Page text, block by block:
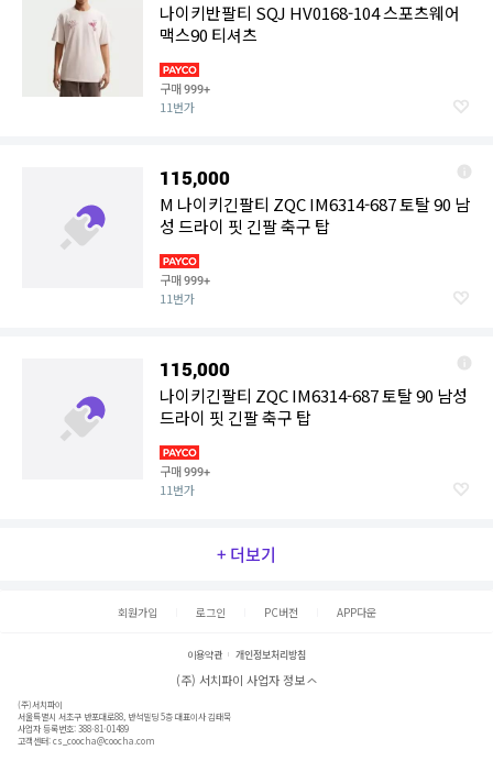
나이키반팔티 SQJ HV0168-104 스포츠웨어
맥스90 티셔츠
구매999+
11번가
115,000
M 나이키긴팔티 ZQC IM6314-687 토탈 90 남
성 드라이 핏 긴팔 축구 탑
구매999+
11번가
115,000
나이키긴팔티 ZQC IM6314-687 토탈 90 남성
드라이 핏 긴팔 축구 탑
구매999+
11번가
+ 더보기
회원가입 로그인 PC버전 APP다운
이용약관 개인정보처리방침
(주) 서치파이 사업자 정보
(주)서치파이
서울특별시 서초구 반포대로88, 반석빌딩 5층 대표이사 김태묵
사업자 등록번호: 388-81-01489
고객센터:cs_coocha@coocha.com